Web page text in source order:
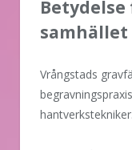
samhället
Vrångstads
hantverkstekniker.